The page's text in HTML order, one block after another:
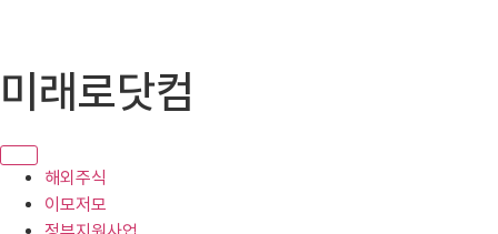
텐
로
미래로닷컴
해외주식
이모저모